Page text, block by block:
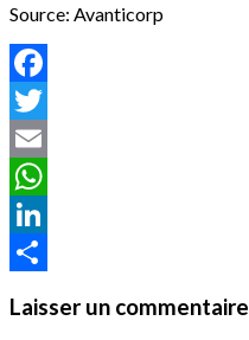
Source: Avanticorp
Facebook
Twitter
Email
WhatsApp
LinkedIn
Laisser un commentaire